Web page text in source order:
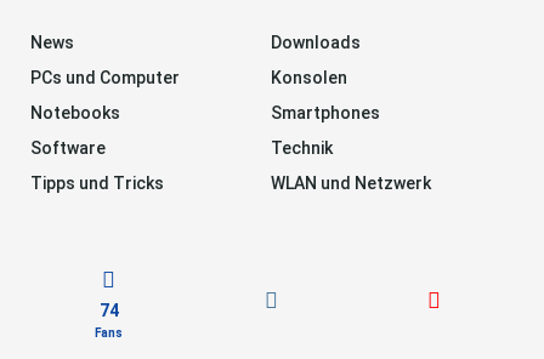
News
Downloads
PCs und Computer
Konsolen
Notebooks
Smartphones
Software
Technik
Tipps und Tricks
WLAN und Netzwerk
74
Fans